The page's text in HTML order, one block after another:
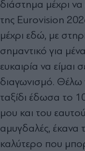
διάστημα μέχρι
της Eurovision
μέχρι εδώ, με
σημαντικό για
ευκαιρία να είμαι
διαγωνισμό. Θέλω
ταξίδι έδωσα το
μου και του
αμυγδαλές, έκανα
καλύτερο που